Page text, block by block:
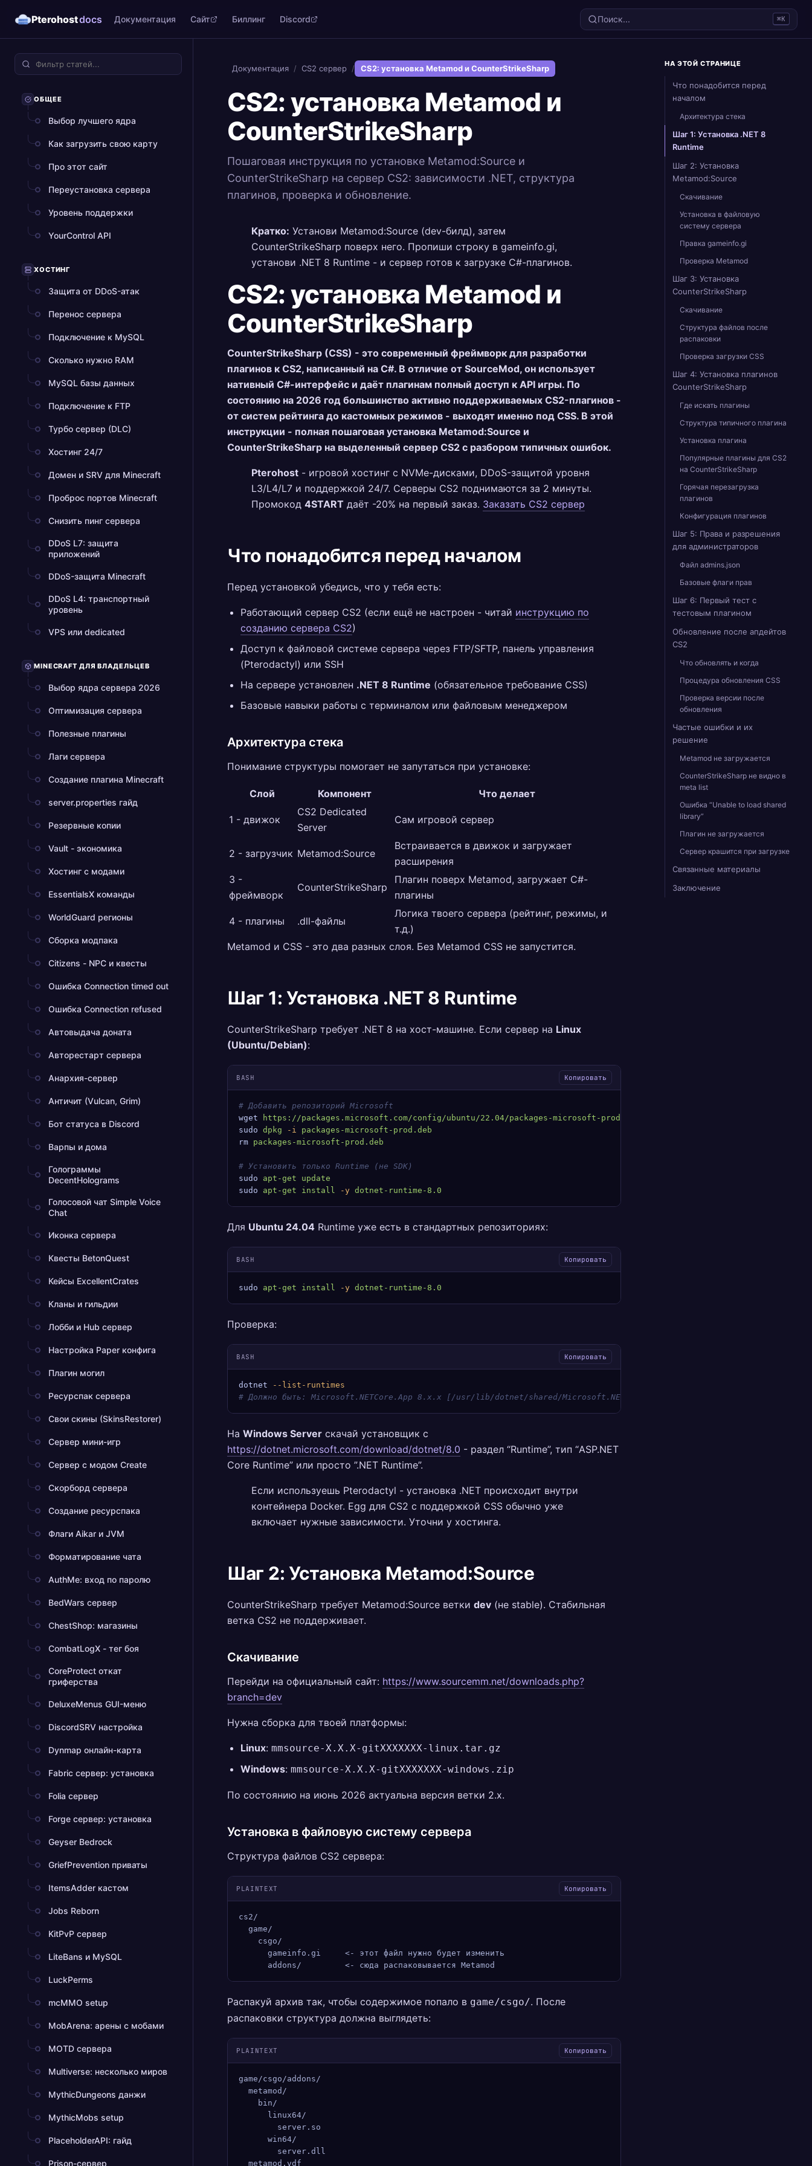
Pterohostdocs Документация Сайт Биллинг Discord Поиск... ⌘K
ОБЩЕЕ
Выбор лучшего ядра
Как загрузить свою карту
Про этот сайт
Переустановка сервера
Уровень поддержки
YourControl API
ХОСТИНГ
Защита от DDoS-атак
Перенос сервера
Подключение к MySQL
Сколько нужно RAM
MySQL базы данных
Подключение к FTP
Турбо сервер (DLC)
Хостинг 24/7
Домен и SRV для Minecraft
Проброс портов Minecraft
Снизить пинг сервера
DDoS L7: защита
приложений
DDoS-защита Minecraft
DDoS L4: транспортный
уровень
VPS или dedicated
MINECRAFT ДЛЯ ВЛАДЕЛЬЦЕВ
Выбор ядра сервера 2026
Оптимизация сервера
Полезные плагины
Лаги сервера
Создание плагина Minecraft
server.properties гайд
Резервные копии
Vault - экономика
Хостинг с модами
EssentialsX команды
WorldGuard регионы
Сборка модпака
Citizens - NPC и квесты
Ошибка Connection timed out
Ошибка Connection refused
Автовыдача доната
Авторестарт сервера
Анархия-сервер
Античит (Vulcan, Grim)
Бот статуса в Discord
Варпы и дома
Голограммы
DecentHolograms
Голосовой чат Simple Voice
Chat
Иконка сервера
Квесты BetonQuest
Кейсы ExcellentCrates
Кланы и гильдии
Лобби и Hub сервер
Настройка Paper конфига
Плагин могил
Ресурспак сервера
Свои скины (SkinsRestorer)
Сервер мини-игр
Сервер с модом Create
Скорборд сервера
Создание ресурспака
Флаги Aikar и JVM
Форматирование чата
AuthMe: вход по паролю
BedWars сервер
ChestShop: магазины
CombatLogX - тег боя
CoreProtect откат
гриферства
DeluxeMenus GUI-меню
DiscordSRV настройка
Dynmap онлайн-карта
Fabric сервер: установка
Folia сервер
Forge сервер: установка
Geyser Bedrock
GriefPrevention приваты
ItemsAdder кастом
Jobs Reborn
KitPvP сервер
LiteBans и MySQL
LuckPerms
mcMMO setup
MobArena: арены с мобами
MOTD сервера
Multiverse: несколько миров
MythicDungeons данжи
MythicMobs setup
PlaceholderAPI: гайд
Prison-сервер
Документация / CS2 сервер / CS2: установка Metamod и CounterStrikeSharp
CS2: установка Metamod и
CounterStrikeSharp
Пошаговая инструкция по установке Metamod:Source и
CounterStrikeSharp на сервер CS2: зависимости .NET, структура
плагинов, проверка и обновление.
Кратко: Установи Metamod:Source (dev-билд), затем
CounterStrikeSharp поверх него. Пропиши строку в gameinfo.gi,
установи .NET 8 Runtime - и сервер готов к загрузке C#-плагинов.
CS2: установка Metamod и
CounterStrikeSharp
CounterStrikeSharp (CSS) - это современный фреймворк для разработки
плагинов к CS2, написанный на C#. В отличие от SourceMod, он использует
нативный C#-интерфейс и даёт плагинам полный доступ к API игры. По
состоянию на 2026 год большинство активно поддерживаемых CS2-плагинов -
от систем рейтинга до кастомных режимов - выходят именно под CSS. В этой
инструкции - полная пошаговая установка Metamod:Source и
CounterStrikeSharp на выделенный сервер CS2 с разбором типичных ошибок.
Pterohost - игровой хостинг с NVMe-дисками, DDoS-защитой уровня
L3/L4/L7 и поддержкой 24/7. Серверы CS2 поднимаются за 2 минуты.
Промокод 4START даёт -20% на первый заказ. Заказать CS2 сервер
Что понадобится перед началом
Перед установкой убедись, что у тебя есть:
Работающий сервер CS2 (если ещё не настроен - читай инструкцию по
созданию сервера CS2)
Доступ к файловой системе сервера через FTP/SFTP, панель управления
(Pterodactyl) или SSH
На сервере установлен .NET 8 Runtime (обязательное требование CSS)
Базовые навыки работы с терминалом или файловым менеджером
Архитектура стека
Понимание структуры помогает не запутаться при установке:
Слой Компонент Что делает
1 - движок
CS2 Dedicated
Server
Сам игровой сервер
2 - загрузчик Metamod:Source
Встраивается в движок и загружает
расширения
3 -
фреймворк
CounterStrikeSharp
Плагин поверх Metamod, загружает C#-
плагины
4 - плагины .dll-файлы
Логика твоего сервера (рейтинг, режимы, и
т.д.)
Metamod и CSS - это два разных слоя. Без Metamod CSS не запустится.
Шаг 1: Установка .NET 8 Runtime
CounterStrikeSharp требует .NET 8 на хост-машине. Если сервер на Linux
(Ubuntu/Debian):
BASH Копировать
# Добавить репозиторий Microsoft
wget https://packages.microsoft.com/config/ubuntu/22.04/packages-microsoft-prod.deb
sudo dpkg -i packages-microsoft-prod.deb
rm packages-microsoft-prod.deb
# Установить только Runtime (не SDK)
sudo apt-get update
sudo apt-get install -y dotnet-runtime-8.0
Для Ubuntu 24.04 Runtime уже есть в стандартных репозиториях:
BASH Копировать
sudo apt-get install -y dotnet-runtime-8.0
Проверка:
BASH Копировать
dotnet --list-runtimes
# Должно быть: Microsoft.NETCore.App 8.x.x [/usr/lib/dotnet/shared/Microsoft.NETCore.App]
На Windows Server скачай установщик с
https://dotnet.microsoft.com/download/dotnet/8.0 - раздел “Runtime”, тип “ASP.NET
Core Runtime” или просто ”.NET Runtime”.
Если используешь Pterodactyl - установка .NET происходит внутри
контейнера Docker. Egg для CS2 с поддержкой CSS обычно уже
включает нужные зависимости. Уточни у хостинга.
Шаг 2: Установка Metamod:Source
CounterStrikeSharp требует Metamod:Source ветки dev (не stable). Стабильная
ветка CS2 не поддерживает.
Скачивание
Перейди на официальный сайт: https://www.sourcemm.net/downloads.php?
branch=dev
Нужна сборка для твоей платформы:
Linux: mmsource-X.X.X-gitXXXXXXX-linux.tar.gz
Windows: mmsource-X.X.X-gitXXXXXXX-windows.zip
По состоянию на июнь 2026 актуальна версия ветки 2.x.
Установка в файловую систему сервера
Структура файлов CS2 сервера:
PLAINTEXT Копировать
cs2/
  game/
    csgo/
      gameinfo.gi     <- этот файл нужно будет изменить
      addons/         <- сюда распаковывается Metamod
Распакуй архив так, чтобы содержимое попало в game/csgo/. После
распаковки структура должна выглядеть:
PLAINTEXT Копировать
game/csgo/addons/
  metamod/
    bin/
      linux64/
        server.so
      win64/
        server.dll
  metamod.vdf
НА ЭТОЙ СТРАНИЦЕ
Что понадобится перед
началом
Архитектура стека
Шаг 1: Установка .NET 8
Runtime
Шаг 2: Установка
Metamod:Source
Скачивание
Установка в файловую
систему сервера
Правка gameinfo.gi
Проверка Metamod
Шаг 3: Установка
CounterStrikeSharp
Скачивание
Структура файлов после
распаковки
Проверка загрузки CSS
Шаг 4: Установка плагинов
CounterStrikeSharp
Где искать плагины
Структура типичного плагина
Установка плагина
Популярные плагины для CS2
на CounterStrikeSharp
Горячая перезагрузка
плагинов
Конфигурация плагинов
Шаг 5: Права и разрешения
для администраторов
Файл admins.json
Базовые флаги прав
Шаг 6: Первый тест с
тестовым плагином
Обновление после апдейтов
CS2
Что обновлять и когда
Процедура обновления CSS
Проверка версии после
обновления
Частые ошибки и их
решение
Metamod не загружается
CounterStrikeSharp не видно в
meta list
Ошибка “Unable to load shared
library”
Плагин не загружается
Сервер крашится при загрузке
Связанные материалы
Заключение